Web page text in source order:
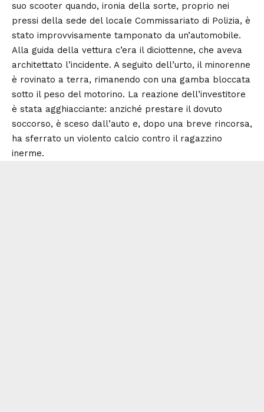
suo scooter quando, ironia della sorte, proprio nei
pressi della sede del locale Commissariato di Polizia, è
stato improvvisamente tamponato da un’automobile.
Alla guida della vettura c’era il diciottenne, che aveva
architettato l’incidente. A seguito dell’urto, il minorenne
è rovinato a terra, rimanendo con una gamba bloccata
sotto il peso del motorino. La reazione dell’investitore
è stata agghiacciante: anziché prestare il dovuto
soccorso, è sceso dall’auto e, dopo una breve rincorsa,
ha sferrato un violento calcio contro il ragazzino
inerme.